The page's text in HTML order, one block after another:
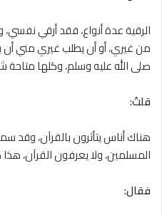
الرقية عدة أنواع، فقد أرقي نفسي،
من غيري، أو أن يطلب غيري مني أن
صلى الله عليه وسلم، وكلها متاحة
قلتُ:
هناك أناس يتأثرون بالقرآن،
المسلمين، ولا يعرفون القرآن،
فقال: